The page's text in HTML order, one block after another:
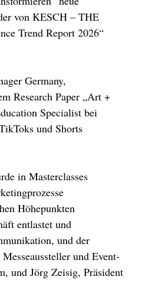
von KESCH – THE
Trend Report 2026“
Germany,
Research Paper „Art +
Specialist bei
und Shorts
in Masterclasses
Höhepunkten
entlastet und
und der
und Event-
und Jörg Zeisig, Präsident